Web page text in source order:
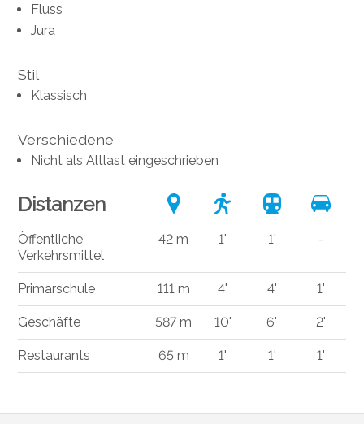
Fluss
Jura
Stil
Klassisch
Verschiedene
Nicht als Altlast eingeschrieben
Distanzen
Öffentliche
Verkehrsmittel
42 m 1' 1' -
Primarschule 111 m 4' 4' 1'
Geschäfte 587 m 10' 6' 2'
Restaurants 65 m 1' 1' 1'